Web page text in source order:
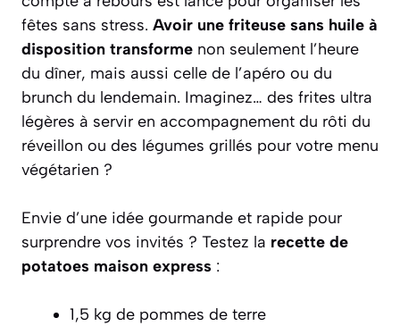
fêtes sans stress. Avoir une friteuse sans huile à
disposition transforme non seulement l’heure
du dîner, mais aussi celle de l’apéro ou du
brunch du lendemain. Imaginez… des frites ultra
légères à servir en accompagnement du rôti du
réveillon ou des légumes grillés pour votre menu
végétarien ?
Envie d’une idée gourmande et rapide pour
surprendre vos invités ? Testez la recette de
potatoes maison express :
1,5 kg de pommes de terre